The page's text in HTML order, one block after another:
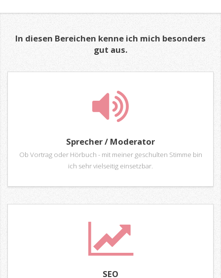
In diesen Bereichen kenne ich mich besonders
gut aus.
Sprecher / Moderator
Ob Vortrag oder Hörbuch - mit meiner geschulten Stimme bin
ich sehr vielseitig einsetzbar.
SEO